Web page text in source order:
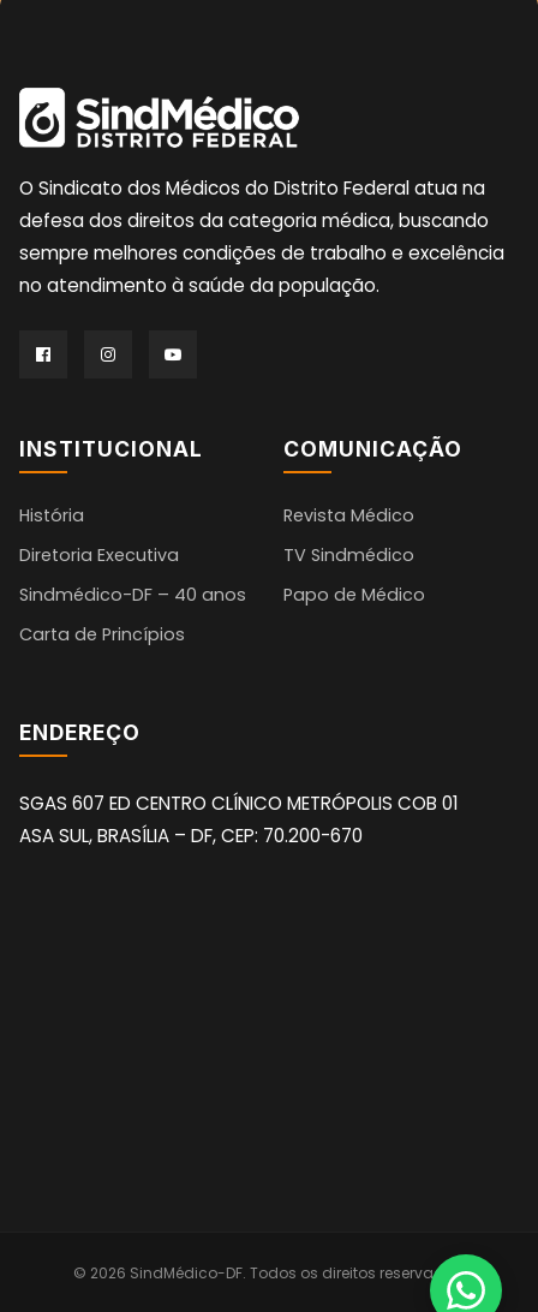
O Sindicato dos Médicos do Distrito Federal atua na
defesa dos direitos da categoria médica, buscando
sempre melhores condições de trabalho e excelência
no atendimento à saúde da população.
INSTITUCIONAL
História
Diretoria Executiva
Sindmédico-DF – 40 anos
Carta de Princípios
COMUNICAÇÃO
Revista Médico
TV Sindmédico
Papo de Médico
ENDEREÇO
SGAS 607 ED CENTRO CLÍNICO METRÓPOLIS COB 01
ASA SUL, BRASÍLIA – DF, CEP: 70.200-670
© 2026 SindMédico-DF. Todos os direitos reservados.